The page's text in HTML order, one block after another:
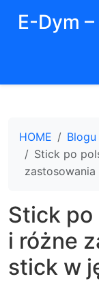
E-Dym
HOME
Blogu
Stick po
Stick po
i różne
stick w